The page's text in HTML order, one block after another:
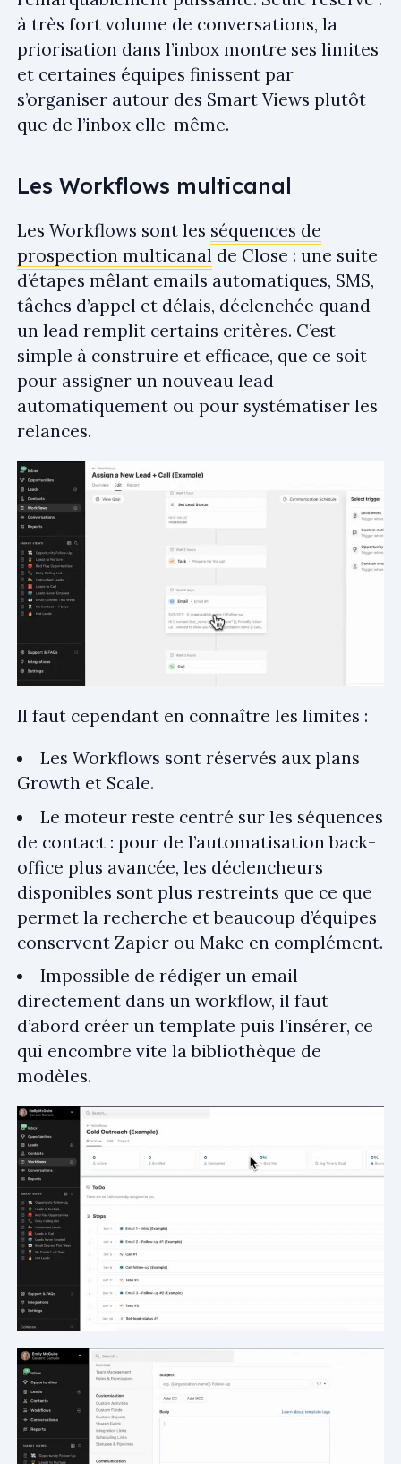
à très fort volume de conversations, la
priorisation dans l’inbox montre ses limites
et certaines équipes finissent par
s’organiser autour des Smart Views plutôt
que de l’inbox elle-même.
Les Workflows multicanal
Les Workflows sont les séquences de
prospection multicanal de Close : une suite
d’étapes mêlant emails automatiques, SMS,
tâches d’appel et délais, déclenchée quand
un lead remplit certains critères. C’est
simple à construire et efficace, que ce soit
pour assigner un nouveau lead
automatiquement ou pour systématiser les
relances.
Il faut cependant en connaître les limites :
Les Workflows sont réservés aux plans
Growth et Scale.
Le moteur reste centré sur les séquences
de contact : pour de l’automatisation back-
office plus avancée, les déclencheurs
disponibles sont plus restreints que ce que
permet la recherche et beaucoup d’équipes
conservent Zapier ou Make en complément.
Impossible de rédiger un email
directement dans un workflow, il faut
d’abord créer un template puis l’insérer, ce
qui encombre vite la bibliothèque de
modèles.